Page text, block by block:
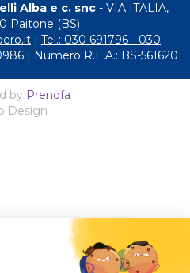
Alba e c. snc - VIA ITALIA,
Paitone (BS)
Tel.: 030 691796 - 030
| Numero R.E.A.: BS-561620
by Prenofa
Design